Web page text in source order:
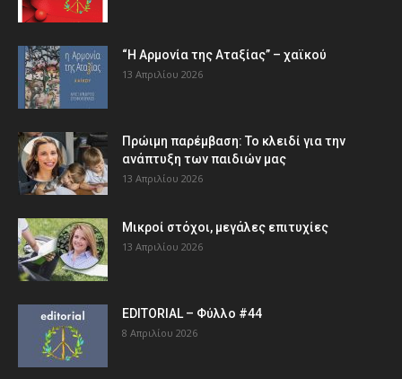
“Η Αρμονία της Αταξίας” – χαϊκού
13 Απριλίου 2026
Πρώιμη παρέμβαση: Το κλειδί για την
ανάπτυξη των παιδιών µας
13 Απριλίου 2026
Μικροί στόχοι, μεγάλες επιτυχίες
13 Απριλίου 2026
EDITORIAL – Φύλλο #44
8 Απριλίου 2026